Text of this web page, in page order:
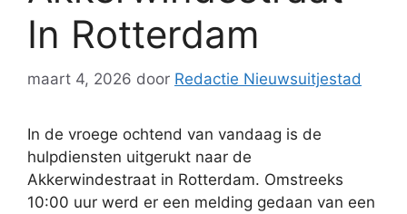
In Rotterdam
maart 4, 2026 door Redactie Nieuwsuitjestad
In de vroege ochtend van vandaag is de
hulpdiensten uitgerukt naar de
Akkerwindestraat in Rotterdam. Omstreeks
10:00 uur werd er een melding gedaan van een